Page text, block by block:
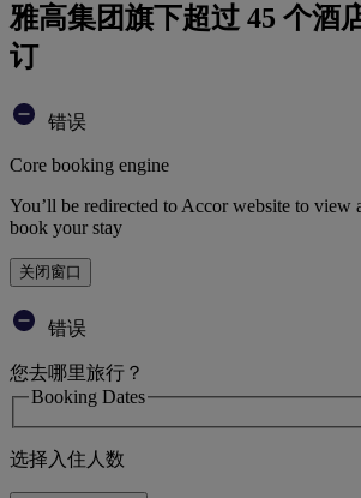
雅高集团旗下超过 45 个酒
订
错误
Core booking engine
You’ll be redirected to Accor website to view
book your stay
关闭窗口
错误
您去哪里旅行？
Booking Dates
选择入住人数